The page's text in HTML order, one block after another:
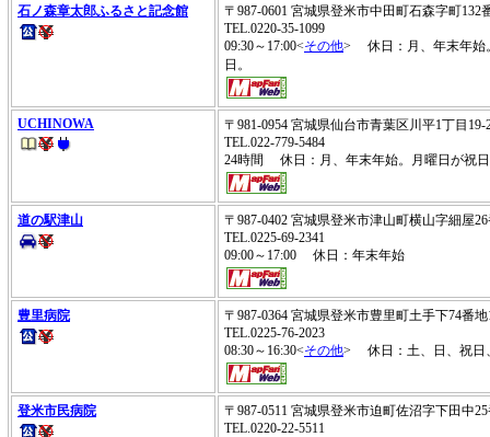
石ノ森章太郎ふるさと記念館
〒987-0601 宮城県登米市中田町石森字町132
TEL.0220-35-1099
09:30～17:00<その他> 休日：月、年末年始
日。
UCHINOWA
〒981-0954 宮城県仙台市青葉区川平1丁目
TEL.022-779-5484
24時間 休日：月、年末年始。月曜日が祝
道の駅津山
〒987-0402 宮城県登米市津山町横山字細屋
TEL.0225-69-2341
09:00～17:00 休日：年末年始
豊里病院
〒987-0364 宮城県登米市豊里町土手下74番地
TEL.0225-76-2023
08:30～16:30<その他> 休日：土、日、祝日
登米市民病院
〒987-0511 宮城県登米市迫町佐沼字下田中
TEL.0220-22-5511